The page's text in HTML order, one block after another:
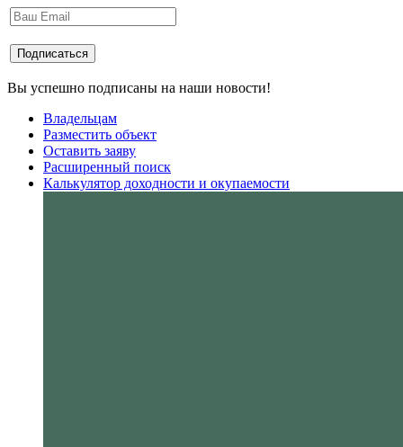
Вы успешно подписаны на наши новости!
Владельцам
Разместить объект
Оставить заяву
Расширенный поиск
Калькулятор доходности и окупаемости